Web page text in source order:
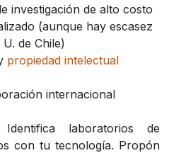
investigación de alto costo
(aunque hay escasez
de Chile)
propiedad intelectual
internacional
Identifica laboratorios de
con tu tecnología. Propón